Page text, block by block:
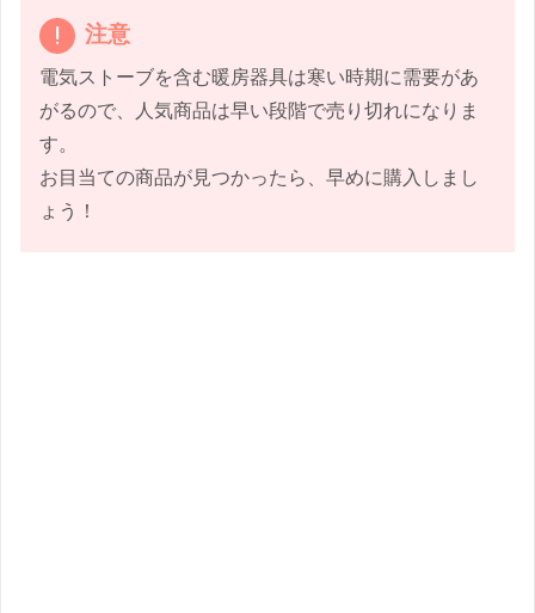
注意
電気ストーブを含む暖房器具は寒い時期に需要があ
がるので、人気商品は早い段階で売り切れになりま
す。
お目当ての商品が見つかったら、早めに購入しまし
ょう！